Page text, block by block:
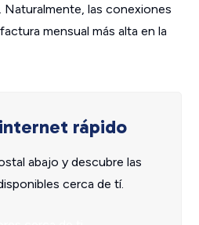
Naturalmente, las conexiones
mensual más alta en la
rápido
abajo y descubre las
cerca de tí.